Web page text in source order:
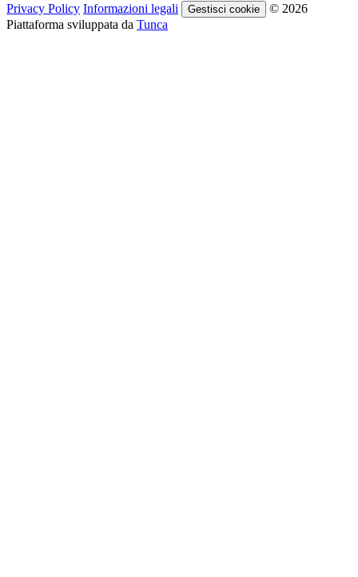
Privacy Policy Informazioni legali Gestisci cookie
© 2026
Piattaforma sviluppata da Tunca